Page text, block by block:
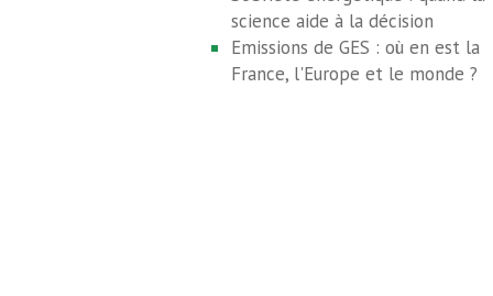
science aide à la décision
Emissions de GES : où en est la
France, l'Europe et le monde ?